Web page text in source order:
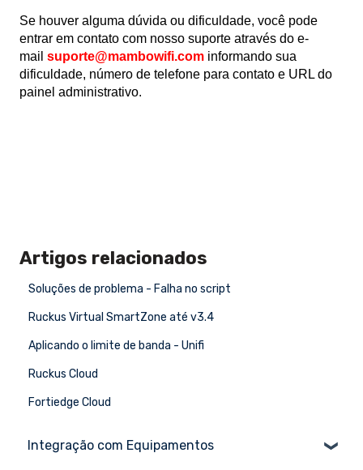
Se houver alguma dúvida ou dificuldade, você pode
entrar em contato com nosso suporte através do e-
mail suporte@mambowifi.com informando sua
dificuldade, número de telefone para contato e URL do
painel administrativo.
Artigos relacionados
Soluções de problema - Falha no script
Ruckus Virtual SmartZone até v3.4
Aplicando o limite de banda - Unifi
Ruckus Cloud
Fortiedge Cloud
Integração com Equipamentos